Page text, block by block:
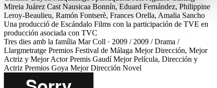
Mireia Juárez Cast Nausicaa Bonnín, Eduard Fernández, Philippine
Leroy-Beaulieu, Ramón Fontserè, Frances Orella, Amalia Sancho
Una producció de Escándalo Films con la participación de TVE en
producción asociada con TVC
Tres dies amb la família Mar Coll · 2009 / 2009 / Drama /
Llargmetratge Premios Festival de Málaga Mejor Dirección, Mejor
Actriz y Mejor Actor Premis GaudíMejor Película, Dirección y
Actriz Premios Goya Mejor Dirección Novel